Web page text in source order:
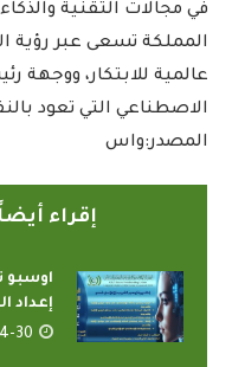
في مجالات التقنية
عالمية للابتكار، ووجهة
الاصطناعي التي تعود
المصدر:واس
إقراء
اوسبو
إعداد
30